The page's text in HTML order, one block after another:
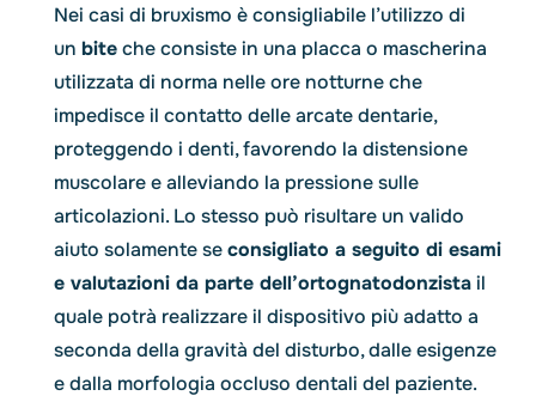
Nei casi di bruxismo è consigliabile l’utilizzo di
un biteche consiste in una placca o mascherina
utilizzata di norma nelle ore notturne che
impedisce il contatto delle arcate dentarie,
proteggendo i denti, favorendo la distensione
muscolare e alleviando la pressione sulle
articolazioni. Lo stesso può risultare un valido
aiuto solamente seconsigliato a seguito di esami
e valutazioni da parte dell’ortognatodonzistail
quale potrà realizzare il dispositivo più adatto a
seconda della gravità del disturbo, dalle esigenze
e dalla morfologia occluso dentali del paziente.